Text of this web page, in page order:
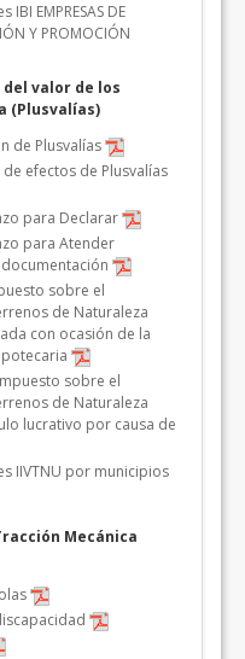
EMPRESAS DE
Y PROMOCIÓN
valor de los
(Plusvalías)
de Plusvalías
efectos de Plusvalías
para Declarar
para Atender
sobre el
de Naturaleza
con ocasión de la
sobre el
de Naturaleza
lucrativo por causa de
IIVTNU por municipios
Mecánica